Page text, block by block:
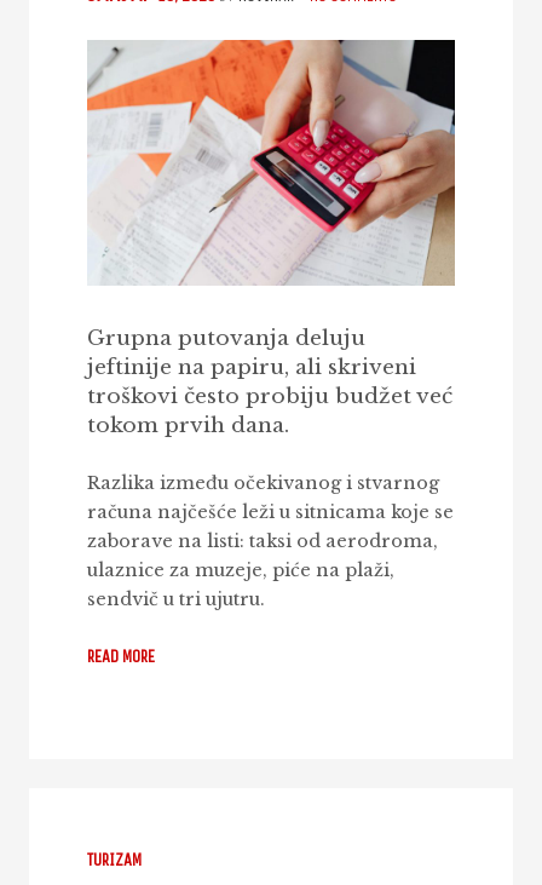
Grupna putovanja deluju
jeftinije na papiru, ali skriveni
troškovi često probiju budžet već
tokom prvih dana.
Razlika između očekivanog i stvarnog
računa najčešće leži u sitnicama koje se
zaborave na listi: taksi od aerodroma,
ulaznice za muzeje, piće na plaži,
sendvič u tri ujutru.
READ MORE
TURIZAM